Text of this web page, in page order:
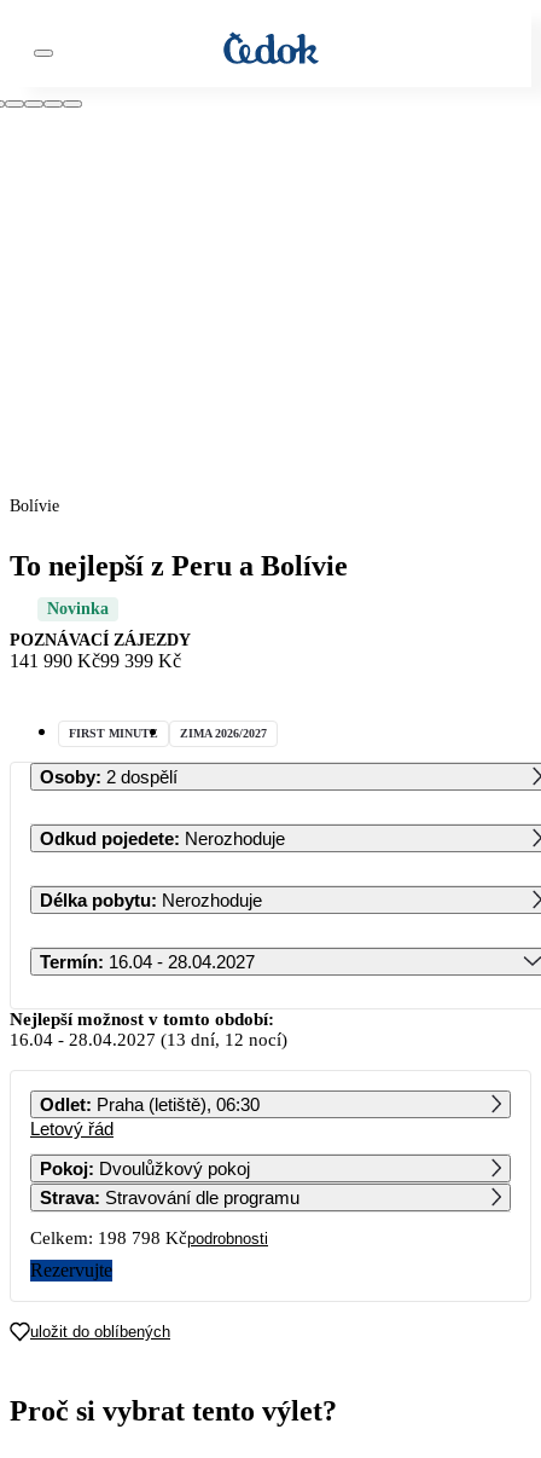
Bolívie
To nejlepší z Peru a Bolívie
Novinka
POZNÁVACÍ ZÁJEZDY
141 990 Kč99 399 Kč
FIRST MINUTE ZIMA 2026/2027
Osoby: 2 dospělí
Odkud pojedete: Nerozhoduje
Délka pobytu: Nerozhoduje
Termín: 16.04 - 28.04.2027
Duben 2027
PO ÚT ST ČT PÁ SO NE
5 6 7 8
19
Nejlepší možnost v tomto období:
16.04 - 28.04.2027 (13 dní, 12 nocí)
Odlet: Praha (letiště), 06:30
Letový řád
Pokoj: Dvoulůžkový pokoj
Strava: Stravování dle programu
Celkem: 198 798 Kčpodrobnosti
Rezervujte
uložit do oblíbených
Proč si vybrat tento výlet?